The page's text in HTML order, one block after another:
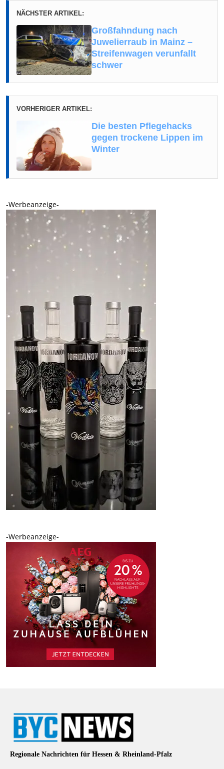
NÄCHSTER ARTIKEL:
Großfahndung nach
Juwelierraub in Mainz –
Streifenwagen verunfallt
schwer
VORHERIGER ARTIKEL:
Die besten Pflegehacks
gegen trockene Lippen im
Winter
-Werbeanzeige-
-Werbeanzeige-
Regionale Nachrichten für Hessen & Rheinland-Pfalz